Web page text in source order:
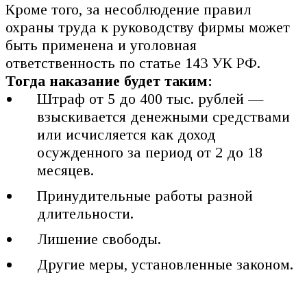
Кроме того, за несоблюдение правил
охраны труда к руководству фирмы может
быть применена и уголовная
ответственность по статье 143 УК РФ.
Тогда наказание будет таким:
Штраф от 5 до 400 тыс. рублей —
взыскивается денежными средствами
или исчисляется как доход
осужденного за период от 2 до 18
месяцев.
Принудительные работы разной
длительности.
Лишение свободы.
Другие меры, установленные законом.